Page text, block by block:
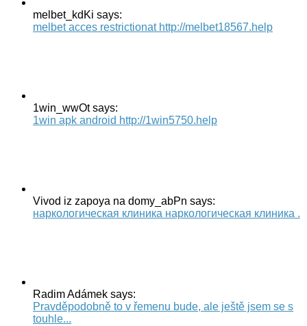
melbet_kdKi says:
melbet acces restrictionat http://melbet18567.help
1win_wwOt says:
1win apk android http://1win5750.help
Vivod iz zapoya na domy_abPn says:
наркологическая клиника наркологическая клиника .
Radim Adámek says:
Pravděpodobně to v řemenu bude, ale ještě jsem se s
touhle...